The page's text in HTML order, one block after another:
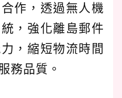
作，透過無人機
，強化離島郵件
，縮短物流時間
務品質。